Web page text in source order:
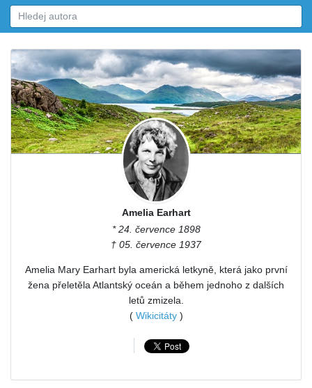
Amelia Earhart
* 24. července 1898
† 05. července 1937
Amelia Mary Earhart byla americká letkyně, která jako první
žena přeletěla Atlantský oceán a během jednoho z dalších
letů zmizela.
( Wikicitáty)